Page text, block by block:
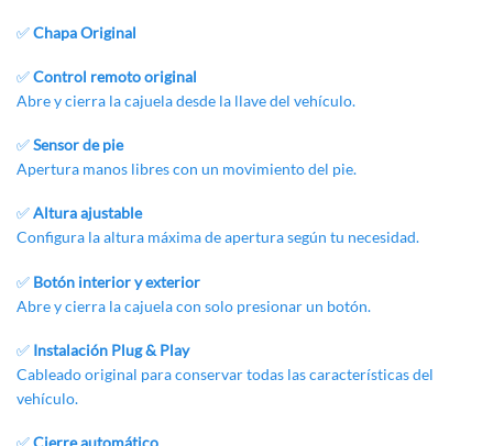
✅Chapa Original
✅Control remoto original
Abre y cierra la cajuela desde la llave del vehículo.
✅Sensor de pie
Apertura manos libres con un movimiento del pie.
✅Altura ajustable
Configura la altura máxima de apertura según tu necesidad.
✅ Botón interior y exterior
Abre y cierra la cajuela con solo presionar un botón.
✅ Instalación Plug & Play
Cableado original para conservar todas lascaracterísticasdel
vehículo.
✅Cierre automático